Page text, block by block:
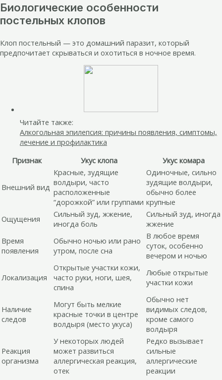
Биологические особенности
постельных клопов
Клоп постельный — это домашний паразит, который
предпочитает скрываться и охотиться в ночное время.
Читайте также:
Алкогольная эпилепсия: причины появления, симптомы,
лечение и профилактика
Признак
Укус клопа Укус комара
Внешний вид
Красные, зудящие
волдыри, часто
расположенные
“дорожкой” или группами
Одиночные, сильно
зудящие волдыри,
обычно более
крупные
Ощущения
Сильный зуд, жжение,
иногда боль
Сильный зуд, иногда
жжение
Время
появления
Обычно ночью или рано
утром, после сна
В любое время
суток, особенно
вечером и ночью
Локализация
Открытые участки кожи,
часто руки, ноги, шея,
спина
Любые открытые
участки кожи
Наличие
следов
Могут быть мелкие
красные точки в центре
волдыря (место укуса)
Обычно нет
видимых следов,
кроме самого
волдыря
Реакция
организма
У некоторых людей
может развиться
аллергическая реакция,
отек
Редко вызывает
сильные
аллергические
реакции